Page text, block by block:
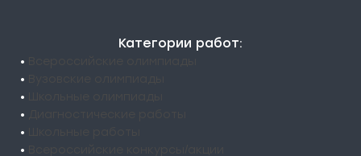
Категории работ:
•
•
•
•
•
•